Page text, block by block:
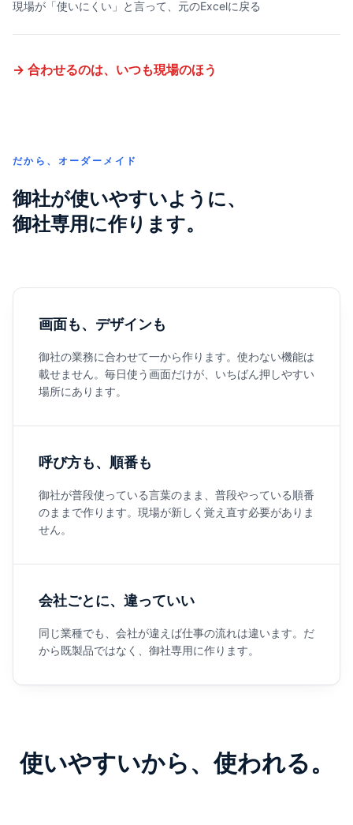
現場が「使いにくい」と言って、元のExcelに戻る
→ 合わせるのは、いつも現場のほう
だから、オーダーメイド
御社が使いやすいように、
御社専用に作ります。
画面も、デザインも
御社の業務に合わせて一から作ります。使わない機能は
載せません。毎日使う画面だけが、いちばん押しやすい
場所にあります。
呼び方も、順番も
御社が普段使っている言葉のまま、普段やっている順番
のままで作ります。現場が新しく覚え直す必要がありま
せん。
会社ごとに、違っていい
同じ業種でも、会社が違えば仕事の流れは違います。だ
から既製品ではなく、御社専用に作ります。
使いやすいから、使われる。